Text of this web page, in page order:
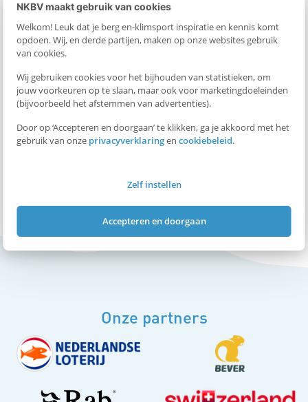
NKBV maakt gebruik van cookies
Welkom! Leuk dat je berg en-klimsport inspiratie en kennis komt
opdoen. Wij, en derde partijen, maken op onze websites gebruik
van cookies.
Wij gebruiken cookies voor het bijhouden van statistieken, om
jouw voorkeuren op te slaan, maar ook voor marketingdoeleinden
(bijvoorbeeld het afstemmen van advertenties).
Door op ‘Accepteren en doorgaan’ te klikken, ga je akkoord met het
gebruik van onze privacyverklaringencookiebeleid.
Zelf instellen
Accepteren en doorgaan
e
d
I
p
p
Sta je te popelen om deze wedstrijd bij te wonen? Kom dan
kijken.
MEER INFORMATIE
TERUG NAAR OVERZICHT
Onze partners